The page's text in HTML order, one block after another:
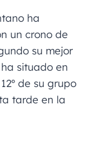
ha
un crono de
su mejor
situado en
de su grupo
tarde en la